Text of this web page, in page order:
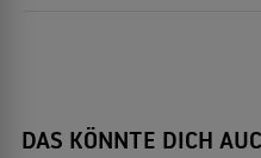
DAS KÖNNTE DICH